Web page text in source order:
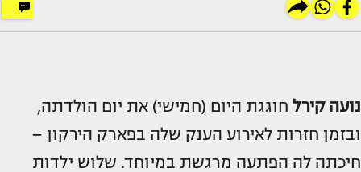
נועה קירל חוגגת היום (חמישי) את יום הולדתה,
ובזמן חזרות לאירוע הענק שלה בפארק הירקון –
חיכתה לה הפתעה מרגשת במיוחד. שלוש ילדות